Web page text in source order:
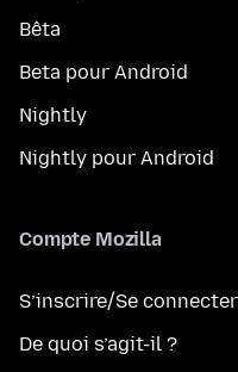
Bêta
Beta pour Android
Nightly
Nightly pour Android
Compte Mozilla
S’inscrire/Se connecter
De quoi s’agit-il ?